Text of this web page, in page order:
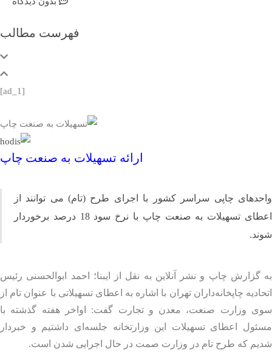
فهرست مطالب
ارائه تسهیلات به صنعت چاپ
چاپی سراسر کشور با اجرای طرح (تام) می‌ توانند از
اعطای تسهیلات به صنعت چاپ با نرخ سود 18 درصد برخوردار
گزارش چاپ و نشر آنلاین به نقل از ایبنا؛ احمد ابوالحسنی رئیس
چاپخانه‌داران تهران با اشاره به اعطای تسهیلاتی با عنوان تام از
وزارت صنعت، معدن و تجارت گفت: اواخر هفته گذشته با
اعطای تسهیلات این وزارتخانه جلسه‌ای داشتیم و خبردار
که طرح تام در وزارت صمت در حال اجرایی شدن است.